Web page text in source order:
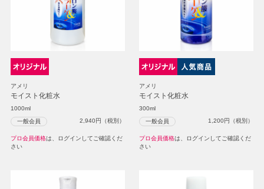
アメリ
モイスト化粧水
1000ml
一般会員 2,940円（税別）
プロ会員価格は、ログインしてご確認くだ
さい
アメリ
モイスト化粧水
300ml
一般会員 1,200円（税別）
プロ会員価格は、ログインしてご確認くだ
さい